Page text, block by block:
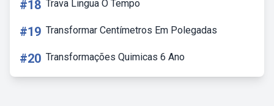
#18 Trava Lingua O Tempo
#19 Transformar Centímetros Em Polegadas
#20 Transformações Quimicas 6 Ano